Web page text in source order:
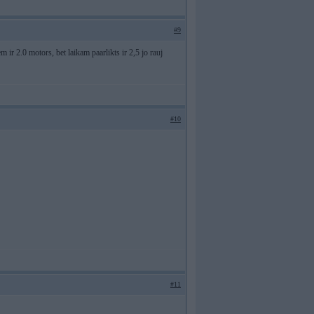
#9
ir 2.0 motors, bet laikam paarlikts ir 2,5 jo rauj
#10
#11